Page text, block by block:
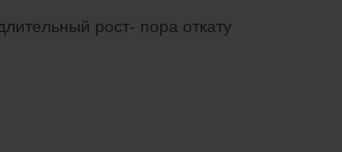
рост- пора откату